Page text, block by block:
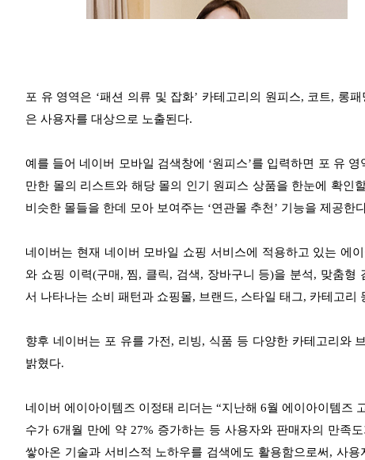
포 유 영역은 ‘패션 의류 및 잡화’ 카테고리의 원피스, 코트, 롱
은 사용자를 대상으로 노출된다.
예를 들어 네이버 모바일 검색창에 ‘원피스’를 입력하면 포 유
만한 몰의 리스트와 해당 몰의 인기 원피스 상품을 한눈에 확인
비슷한 몰들을 한데 모아 보여주는 ‘연관몰 추천’ 기능을 제공한
네이버는 현재 네이버 모바일 쇼핑 서비스에 적용하고 있는 에
와 쇼핑 이력(구매, 찜, 클릭, 검색, 장바구니 등)을 분석, 맞춤형
서 나타나는 소비 패턴과 쇼핑몰, 브랜드, 스타일 태그, 카테고리
향후 네이버는 포 유를 가전, 리빙, 식품 등 다양한 카테고리와
밝혔다.
네이버 에이아이템즈 이정태 리더는 “지난해 6월 에이아이템즈
수가 6개월 만에 약 27% 증가하는 등 사용자와 판매자의 만족
쌓아온 기술과 서비스적 노하우를 검색에도 활용함으로써, 사